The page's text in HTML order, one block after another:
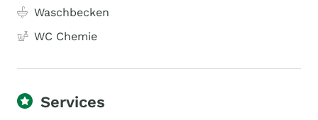
Waschbecken
WC Chemie
Services